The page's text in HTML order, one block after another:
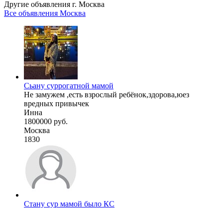
Другие объявления г. Москва
Все объявления Москва
Сьану суррогатной мамой
Не замужем ,есть взрослый ребёнок,здорова,юез
вредных привычек
Инна
1800000 руб.
Москва
1830
Стану сур мамой было КС